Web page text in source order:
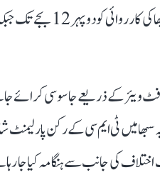
کے ذریعے جاسوسی کرائے
میں ٹی ایم سی کے رکن پارلیمنٹ
کی جانب سے ہنگامہ کیا جا رہا